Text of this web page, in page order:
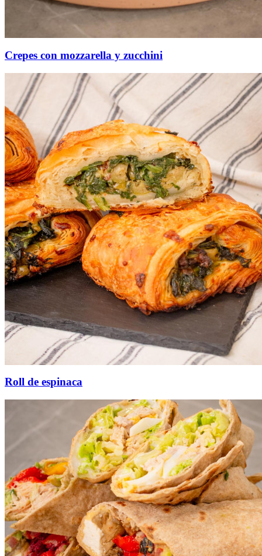
Crepes con mozzarella y zucchini
Roll de espinaca